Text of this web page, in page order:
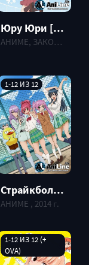
Юру Юри [ТВ-2] / Лилии на ветру [ТВ-2] / Yuru Yuri [TV-2]
АНИМЕ, ЗАКОНЧЕННЫЕ , 2012 г.
1-12 ИЗ 12
Страйкбольный Клуб / Sabagebu!
АНИМЕ , 2014 г.
1-12 ИЗ 12 (+
OVA)